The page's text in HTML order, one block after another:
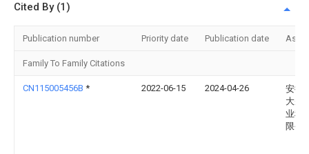
Cited By (1)
Publication number Priority date Publication date
Family To Family Citations
CN115005456B * 2022-06-15 2024-04-26
安徽
大别
业科
限公